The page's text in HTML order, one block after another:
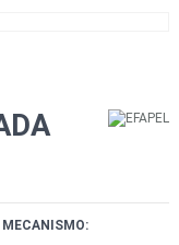
MECANISMO: